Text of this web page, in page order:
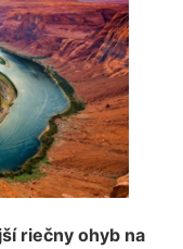
riečny ohyb na